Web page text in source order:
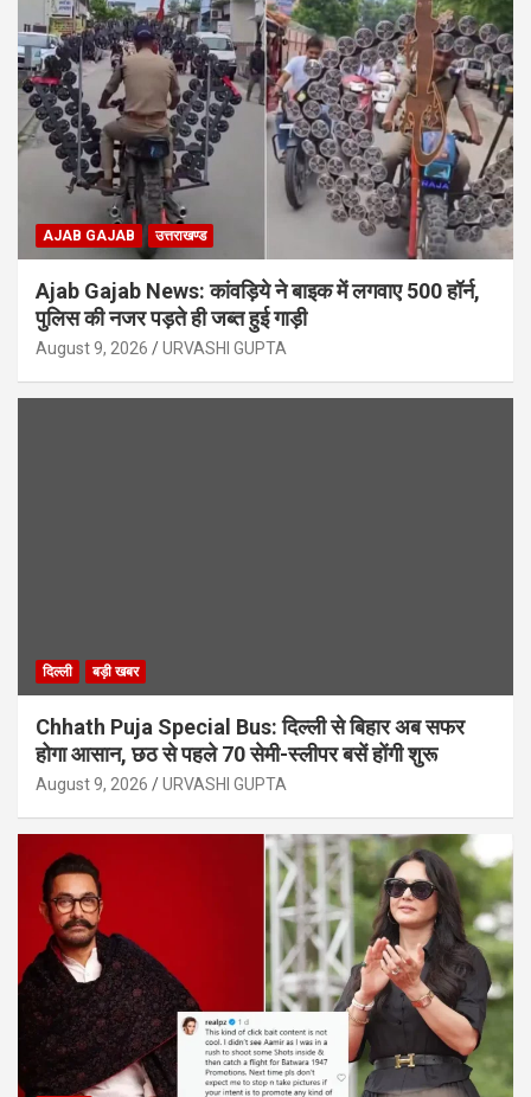
AJAB GAJAB उत्तराखण्ड
Ajab Gajab News: कांवड़िये ने बाइक में लगवाए 500 हॉर्न,
पुलिस की नजर पड़ते ही जब्त हुई गाड़ी
August 9, 2026 URVASHI GUPTA
दिल्ली बड़ी खबर
Chhath Puja Special Bus: दिल्ली से बिहार अब सफर
होगा आसान, छठ से पहले 70 सेमी-स्लीपर बसें होंगी शुरू
August 9, 2026 URVASHI GUPTA